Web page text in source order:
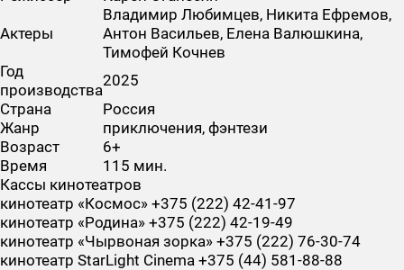
Актеры
Владимир Любимцев, Никита Ефремов,
Антон Васильев, Елена Валюшкина,
Тимофей Кочнев
Год
производства
2025
Страна
Россия
Жанр
приключения, фэнтези
Возраст
6+
Время
115 мин.
Кассы кинотеатров
кинотеатр «Космос» +375 (222) 42-41-97
кинотеатр «Родина» +375 (222) 42-19-49
кинотеатр «Чырвоная зорка» +375 (222) 76-30-74
кинотеатр StarLight Cinema +375 (44) 581-88-88